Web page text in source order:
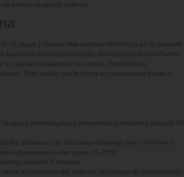
amplio rango de cultivos
la plaga y liberan una bacteria simbiótica en la cavidad
bacterias convierten el tejido del huésped en una fuente
la cual los nematodos se nutren, desarrollan y
Esto acaba con la plaga en unas pocas horas o
la caja y manténgalos a temperatura ambiente durante 30
los sobres en un cubo que contenga como mínimo 2
(temperatura del agua: 15-20°C
durante 5 minutos.
el contenido del cubo en un tanque de pulverización